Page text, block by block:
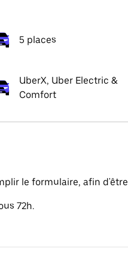
5 places
UberX, Uber Electric &
Comfort
le formulaire, afin d'être
72h.